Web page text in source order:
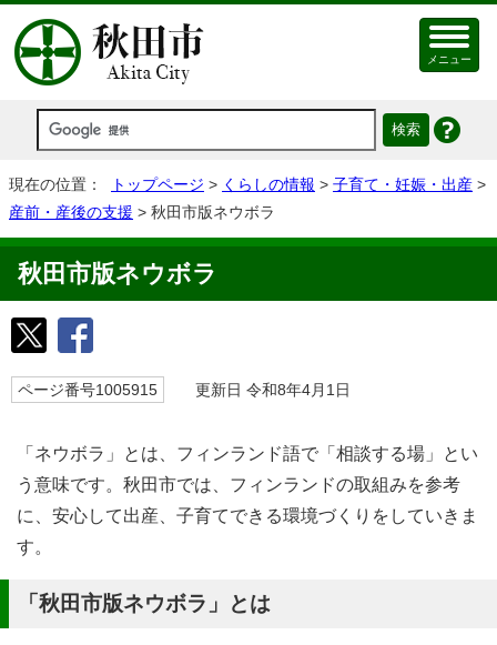
メニュー
現在の位置： トップページ > くらしの情報 > 子育て・妊娠・出産 >
産前・産後の支援 > 秋田市版ネウボラ
秋田市版ネウボラ
ページ番号1005915 更新日 令和8年4月1日
「ネウボラ」とは、フィンランド語で「相談する場」とい
う意味です。秋田市では、フィンランドの取組みを参考
に、安心して出産、子育てできる環境づくりをしていきま
す。
「秋田市版ネウボラ」とは